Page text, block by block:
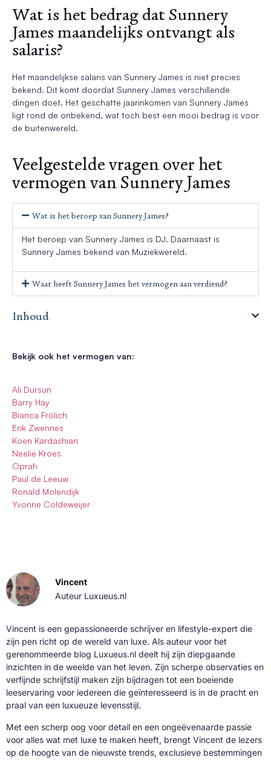
Wat is het bedrag dat Sunnery
James maandelijks ontvangt als
salaris?
Het maandelijkse salaris van Sunnery James is niet precies
bekend. Dit komt doordat Sunnery James verschillende
dingen doet. Het geschatte jaarinkomen van Sunnery James
ligt rond de onbekend, wat toch best een mooi bedrag is voor
de buitenwereld.
Veelgestelde vragen over het
vermogen van Sunnery James
Wat is het beroep van Sunnery James?
Het beroep van Sunnery James is DJ. Daarnaast is
Sunnery James bekend van Muziekwereld.
Waar heeft Sunnery James het vermogen aan verdiend?
Inhoud
Bekijk ook het vermogen van:
Ali Dursun
Barry Hay
Bianca Frölich
Erik Zwennes
Koen Kardashian
Neelie Kroes
Oprah
Paul de Leeuw
Ronald Molendijk
Yvonne Coldeweijer
Vincent
Auteur Luxueus.nl
Vincent is een gepassioneerde schrijver en lifestyle-expert die
zijn pen richt op de wereld van luxe. Als auteur voor het
gerenommeerde blog Luxueus.nl deelt hij zijn diepgaande
inzichten in de weelde van het leven. Zijn scherpe observaties en
verfijnde schrijfstijl maken zijn bijdragen tot een boeiende
leeservaring voor iedereen die geïnteresseerd is in de pracht en
praal van een luxueuze levensstijl.
Met een scherp oog voor detail en een ongeëvenaarde passie
voor alles wat met luxe te maken heeft, brengt Vincent de lezers
op de hoogte van de nieuwste trends, exclusieve bestemmingen